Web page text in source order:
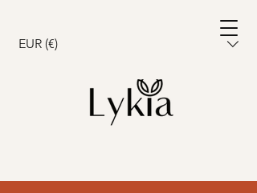
EUR (€)